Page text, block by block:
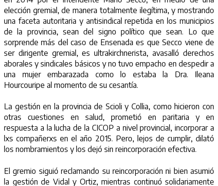
elección gremial, de manera totalmente ilegítima, y mostrando
una faceta autoritaria y antisindical repetida en los municipios
de la provincia, sean del signo político que sean. Lo que
sorprende más del caso de Ensenada es que Secco viene de
ser dirigente gremial, es ultrakirchnerista, avasalló derechos
aborales y sindicales básicos y no tuvo empacho en despedir a
una mujer embarazada como lo estaba la Dra. Ileana
Hourcouripe al momento de su cesantía.
La gestión en la provincia de Scioli y Collia, como hicieron con
otras cuestiones en salud, prometió en paritaria y en
respuesta a la lucha de la CICOP a nivel provincial, incorporar a
lxs compañerxs en el año 2015. Pero, lejos de cumplir, dilató
los nombramientos y los dejó sin reincorporación efectiva.
El gremio siguió reclamando su reincorporación ni bien asumió
la gestión de Vidal y Ortiz, mientras continuó solidariamente